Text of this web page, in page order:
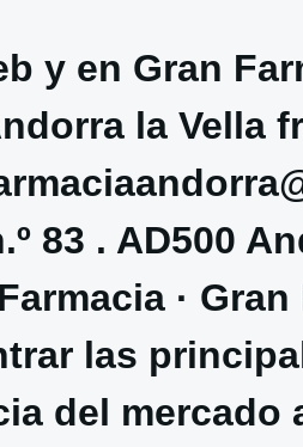
y en Gran
la Vella
83 . AD500
·
las
del mercado